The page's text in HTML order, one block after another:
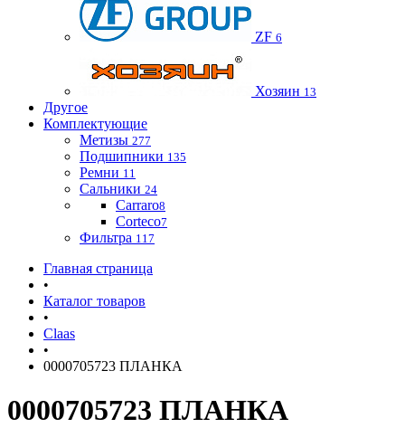
ZF 6
Хозяин 13
Другое
Комплектующие
Метизы 277
Подшипники 135
Ремни 11
Сальники 24
Carraro8
Corteco7
Фильтра 117
Главная страница
•
Каталог товаров
•
Claas
•
0000705723 ПЛАНКА
0000705723 ПЛАНКА